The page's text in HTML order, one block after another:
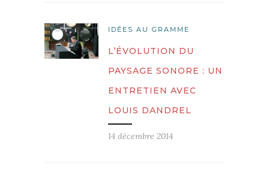
IDÉES AU GRAMME
L’ÉVOLUTION DU
PAYSAGE SONORE : UN
ENTRETIEN AVEC
LOUIS DANDREL
14 décembre 2014